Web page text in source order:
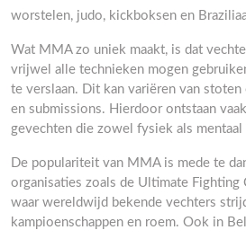
worstelen, judo, kickboksen en
Wat MMA zo uniek maakt, is dat
vrijwel alle technieken mogen
te verslaan. Dit kan variëren van
en submissions. Hierdoor ontstaan
gevechten die zowel fysiek als
De populariteit van MMA is mede te
organisaties zoals de Ultimate Fighting
waar wereldwijd bekende vechters
kampioenschappen en roem. Ook in